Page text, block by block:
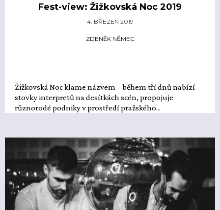
Fest-view: Žižkovská Noc 2019
4. BŘEZEN 2019
ZDENĚK NĚMEC
Žižkovská Noc klame názvem – během tří dnů nabízí
stovky interpretů na desítkách scén, propojuje
různorodé podniky v prostředí pražského...